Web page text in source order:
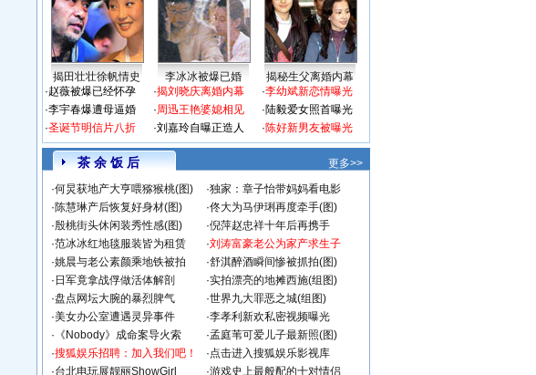
揭田壮壮徐帆情史 李冰冰被爆已婚
揭秘生父离婚内幕
·赵薇被爆已经怀孕
·李宇春爆遭母逼婚
·圣诞节明信片八折
·揭刘晓庆离婚内幕
·周迅王艳婆媳相见
·刘嘉玲自曝正造人
·李幼斌新恋情曝光
·陆毅爱女照首曝光
·陈好新男友被曝光
茶 余 饭 后
更多>>
·何炅获地产大亨喂猕猴桃(图) ·独家：章子怡带妈妈看电影
·陈慧琳产后恢复好身材(图) ·佟大为马伊琍再度牵手(图)
·殷桃街头休闲装秀性感(图) ·倪萍赵忠祥十年后再携手
·范冰冰红地毯服装皆为租赁 ·刘涛富豪老公为家产求生子
·姚晨与老公素颜乘地铁被拍 ·舒淇醉酒瞬间惨被抓拍(图)
· 日军竟拿战俘做活体解剖 ·实拍漂亮的地摊西施(组图)
·盘点网坛大腕的暴烈脾气 ·世界九大罪恶之城(组图)
·美女办公室遭遇灵异事件 ·李孝利新欢私密视频曝光
· 《Nobody》成命案导火索 ·孟庭苇可爱儿子最新照(图)
·搜狐娱乐招聘：加入我们吧！ ·点击进入搜狐娱乐影视库
·台北电玩展靓丽ShowGirl ·游戏史上最般配的十对情侣